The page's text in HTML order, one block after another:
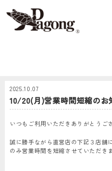
2025.10.07
10/20(月)営業時間短縮のお
いつもご利用いただきありがとうご
誠に勝手ながら直営店の下記３店舗
のみ営業時間を短縮させていただき